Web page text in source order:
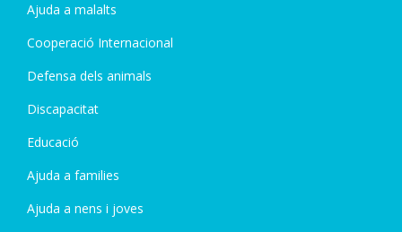
Ajuda a malalts
Cooperació Internacional
Defensa dels animals
Discapacitat
Educació
Ajuda a families
Ajuda a nens i joves